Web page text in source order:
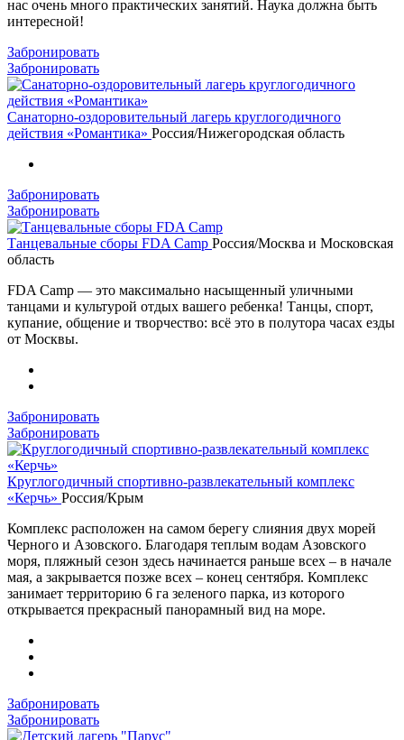
нас очень много практических занятий. Наука должна быть
интересной!
Забронировать
Забронировать
Санаторно-оздоровительный лагерь круглогодичного
действия «Романтика» Россия/Нижегородская область
Забронировать
Забронировать
Танцевальные сборы FDA Camp Россия/Москва и Московская
область
FDA Camp — это максимально насыщенный уличными
танцами и культурой отдых вашего ребенка! Танцы, спорт,
купание, общение и творчество: всё это в полутора часах езды
от Москвы.
Забронировать
Забронировать
Круглогодичный спортивно-развлекательный комплекс
«Керчь» Россия/Крым
Комплекс расположен на самом берегу слияния двух морей
Черного и Азовского. Благодаря теплым водам Азовского
моря, пляжный сезон здесь начинается раньше всех – в начале
мая, а закрывается позже всех – конец сентября. Комплекс
занимает территорию 6 га зеленого парка, из которого
открывается прекрасный панорамный вид на море.
Забронировать
Забронировать